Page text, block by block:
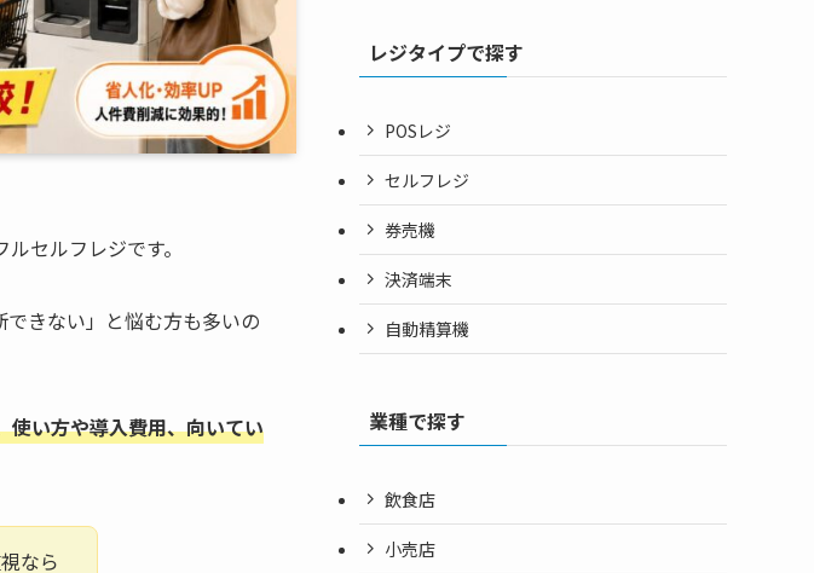
セルフレジです。
きない」と悩む方も多いの
使い方や導入費用、向いてい
なら
レジタイプで探す
POSレジ
セルフレジ
券売機
決済端末
自動精算機
業種で探す
飲食店
小売店